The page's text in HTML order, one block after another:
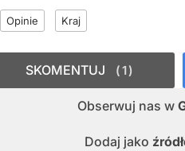
Opinie Kraj
Obserwuj nas w
Dodaj jako
SKOMENTUJ 1